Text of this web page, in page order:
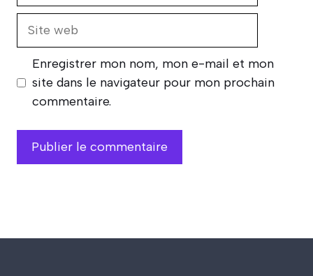
Enregistrer mon nom, mon e-mail et mon
site dans le navigateur pour mon prochain
commentaire.